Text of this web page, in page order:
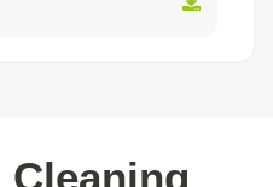
Cleaning